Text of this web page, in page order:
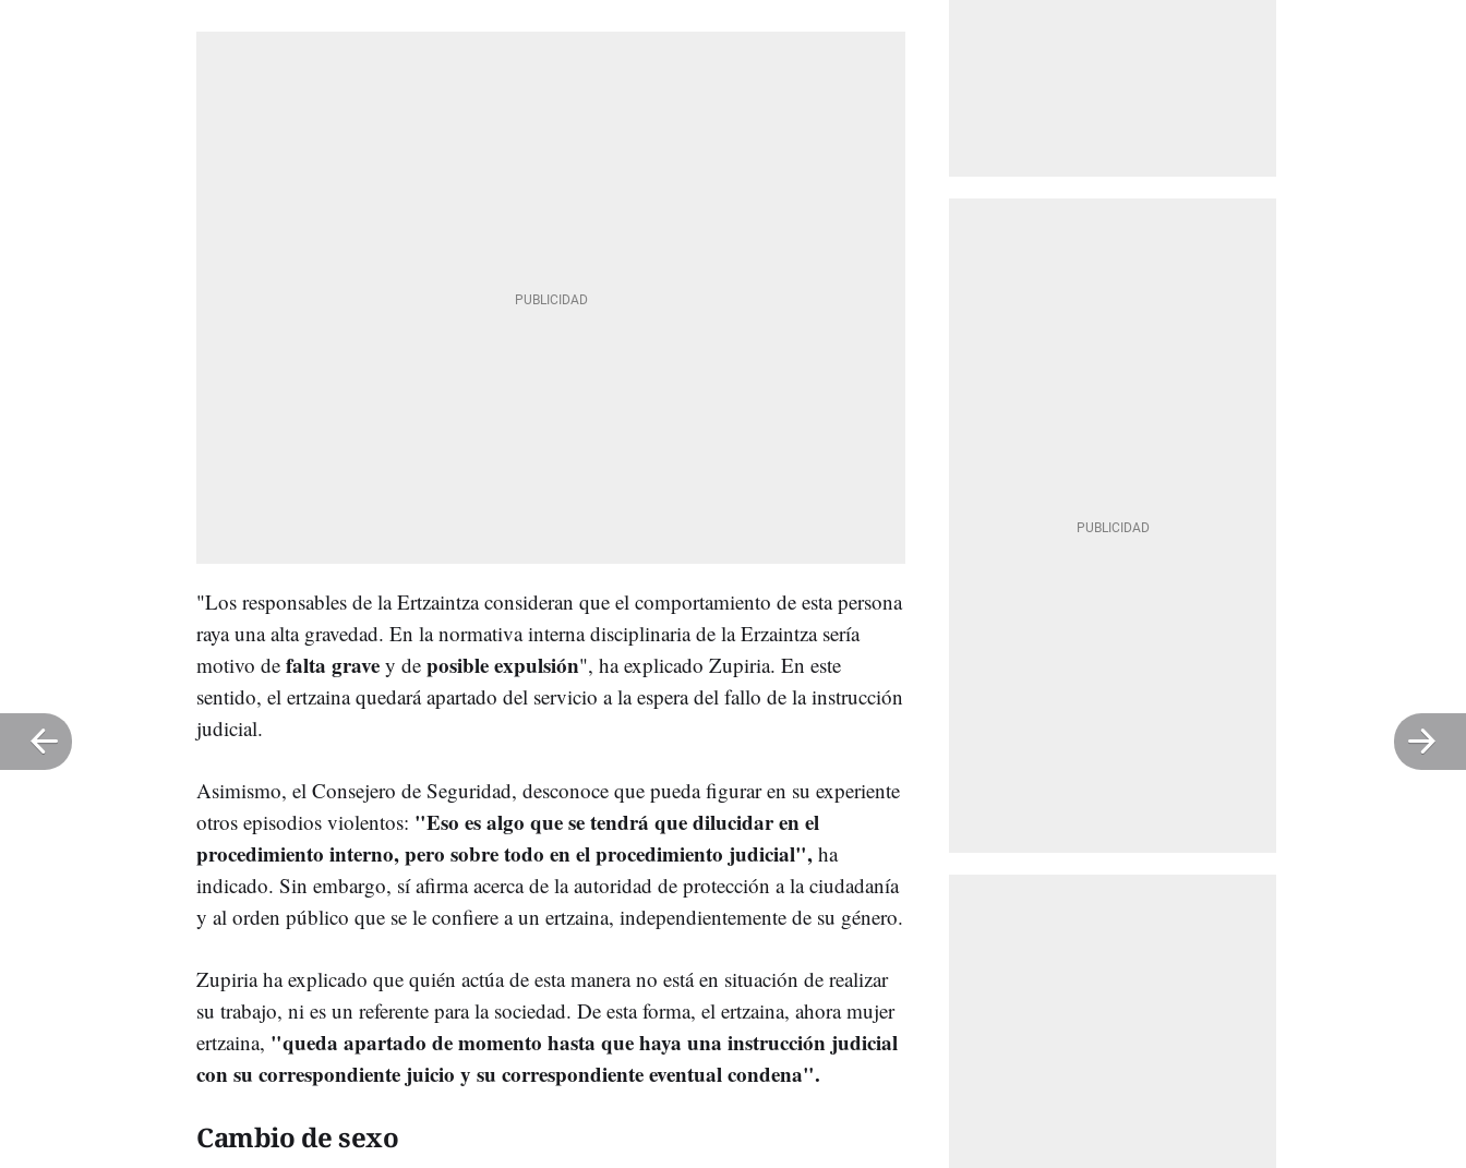
"Los responsables de la Ertzaintza consideran que el comportamiento de esta persona
raya una alta gravedad. En la normativa interna disciplinaria de la Erzaintza sería
motivo de falta grave y de posible expulsión", ha explicado Zupiria. En este
sentido, el ertzaina quedará apartado del servicio a la espera del fallo de la instrucción
judicial.
Asimismo, el Consejero de Seguridad, desconoce que pueda figurar en su experiente
otros episodios violentos: "Eso es algo que se tendrá que dilucidar en el
procedimiento interno, pero sobre todo en el procedimiento judicial", ha
indicado. Sin embargo, sí afirma acerca de la autoridad de protección a la ciudadanía
y al orden público que se le confiere a un ertzaina, independientemente de su género.
Zupiria ha explicado que quién actúa de esta manera no está en situación de realizar
su trabajo, ni es un referente para la sociedad. De esta forma, el ertzaina, ahora mujer
ertzaina, "queda apartado de momento hasta que haya una instrucción judicial
con su correspondiente juicio y su correspondiente eventual condena".
Cambio de sexo